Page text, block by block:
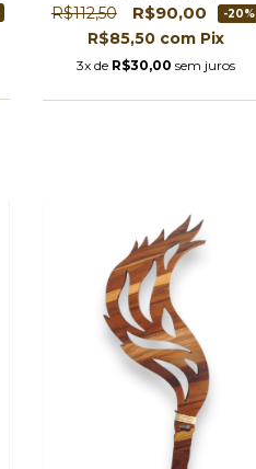
R$112,50 R$90,00 -20%
R$85,50 com Pix
3x de R$30,00 sem juros